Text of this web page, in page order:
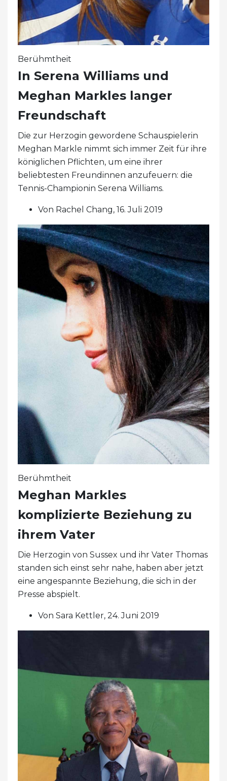
Berühmtheit
In Serena Williams und
Meghan Markles langer
Freundschaft
Die zur Herzogin gewordene Schauspielerin
Meghan Markle nimmt sich immer Zeit für ihre
königlichen Pflichten, um eine ihrer
beliebtesten Freundinnen anzufeuern: die
Tennis-Championin Serena Williams.
Von Rachel Chang, 16. Juli 2019
Berühmtheit
Meghan Markles
komplizierte Beziehung zu
ihrem Vater
Die Herzogin von Sussex und ihr Vater Thomas
standen sich einst sehr nahe, haben aber jetzt
eine angespannte Beziehung, die sich in der
Presse abspielt.
Von Sara Kettler, 24. Juni 2019